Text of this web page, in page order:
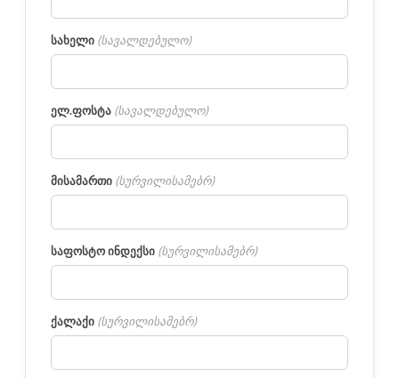
სახელი (სავალდებულო)
ელ.ფოსტა (სავალდებულო)
მისამართი (სურვილისამებრ)
საფოსტო ინდექსი (სურვილისამებრ)
ქალაქი (სურვილისამებრ)